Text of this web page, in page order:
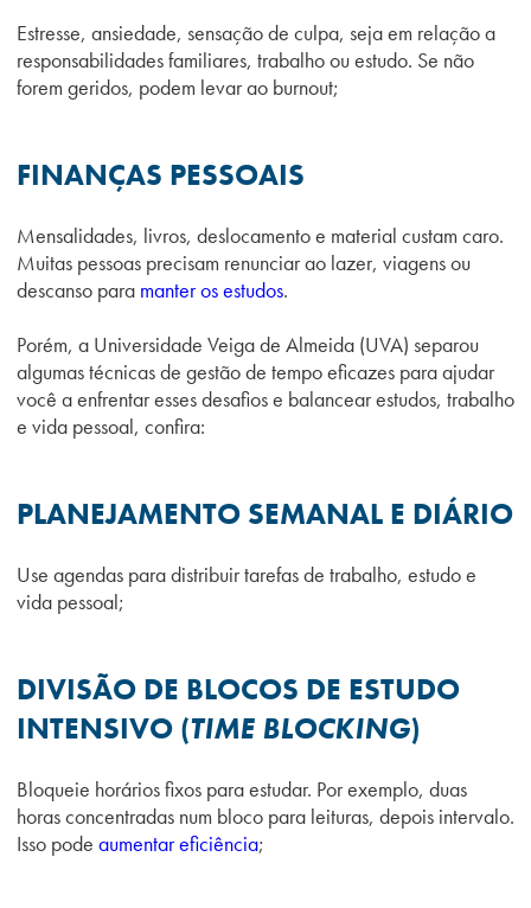
Estresse, ansiedade, sensação de culpa, seja em relação a
responsabilidades familiares, trabalho ou estudo. Se não
forem geridos, podem levar ao burnout;
FINANÇAS PESSOAIS
Mensalidades, livros, deslocamento e material custam caro.
Muitas pessoas precisam renunciar ao lazer, viagens ou
descanso para manter os estudos.
Porém, a Universidade Veiga de Almeida (UVA) separou
algumas técnicas de gestão de tempo eficazes para ajudar
você a enfrentar esses desafios e balancear estudos, trabalho
e vida pessoal, confira:
PLANEJAMENTO SEMANAL E DIÁRIO
Use agendas para distribuir tarefas de trabalho, estudo e
vida pessoal;
DIVISÃO DE BLOCOS DE ESTUDO
INTENSIVO (TIME BLOCKING)
Bloqueie horários fixos para estudar. Por exemplo, duas
horas concentradas num bloco para leituras, depois intervalo.
Isso pode aumentar eficiência;